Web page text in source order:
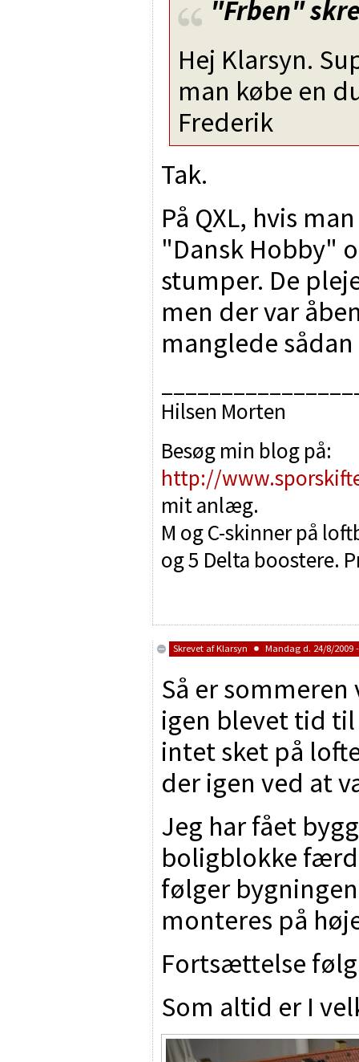
"Frben"
Hej Klarsyn.
man købe en
Frederik
Tak.
På QXL, hvis
"Dansk Hobby"
stumper. De
men der var
manglede
Hilsen Morten
Besøg min blog på:
http://
mit anlæg.
M og C-skinner på
og 5 Delta boostere.
Skrevet afKlarsyn Mandag d. 24/8/2009
Så er
igen blevet tid
intet sket på
der igen ved at
Jeg har fået
boligblokke
følger
monteres på
Fortsættelse
Som altid er I